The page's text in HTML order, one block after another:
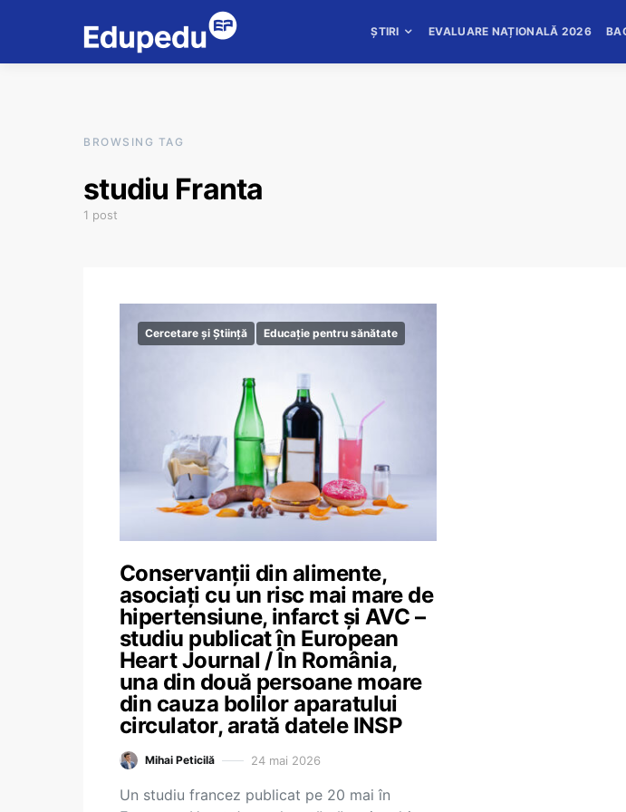
ȘTIRI EVALUARE NAȚIONALĂ 2026
BROWSING TAG
studiu Franta
1 post
Cercetare și Știință Educație pentru sănătate
Conservanții din alimente,
asociați cu un risc mai mare de
hipertensiune, infarct și AVC –
studiu publicat în European
Heart Journal / În România,
una din două persoane moare
din cauza bolilor aparatului
circulator, arată datele INSP
Mihai Peticilă 24 mai 2026
Un studiu francez publicat pe 20 mai în